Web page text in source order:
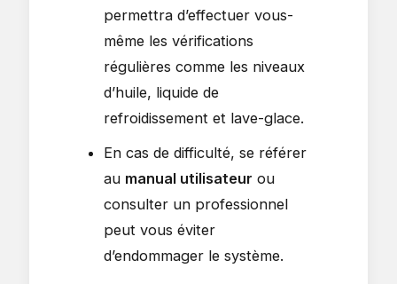
permettra d’effectuer vous-
même les vérifications
régulières comme les niveaux
d’huile, liquide de
refroidissement et lave-glace.
En cas de difficulté, se référer
au manual utilisateur ou
consulter un professionnel
peut vous éviter
d’endommager le système.